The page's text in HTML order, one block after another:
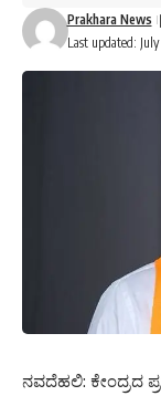
Last updated: July
Prakhara News
ನವದೆಹಲಿ: ಕೇಂದ್ರದ